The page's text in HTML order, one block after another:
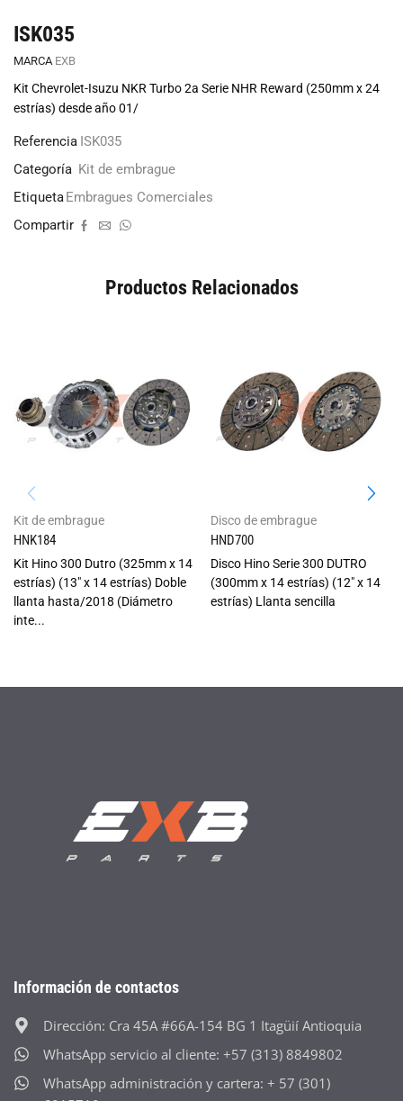
ISK035
MARCA EXB
Kit Chevrolet-Isuzu NKR Turbo 2a Serie NHR Reward (250mm x 24
estrías) desde año 01/
Referencia ISK035
Categoría Kit de embrague
EtiquetaEmbragues Comerciales
Compartir
Productos Relacionados
Kit de embrague
HNK184
Kit Hino 300 Dutro (325mm x 14
estrías) (13" x 14 estrías) Doble
llanta hasta/2018 (Diámetro
inte...
Disco de embrague
HND700
Disco Hino Serie 300 DUTRO
(300mm x 14 estrías) (12" x 14
estrías) Llanta sencilla
Información de contactos
Dirección: Cra 45A #66A-154 BG 1 Itagüií Antioquia
WhatsApp servicio al cliente: +57 (313) 8849802
WhatsApp administración y cartera: + 57 (301)